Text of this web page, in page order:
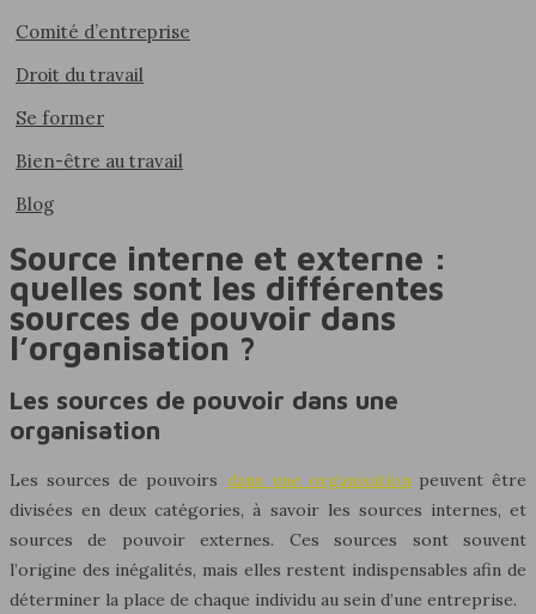
Comité d’entreprise
Droit du travail
Se former
Bien-être au travail
Blog
Source interne et externe :
quelles sont les différentes
sources de pouvoir dans
l’organisation ?
Les sources de pouvoir dans une
organisation
Les sources de pouvoirs dans une organisationpeuvent être
divisées en deux catégories, à savoir les sources internes, et
sources de pouvoir externes. Ces sources sont souvent
l’origine des inégalités, mais elles restent indispensables afin de
déterminer la place de chaque individu au sein d’une entreprise.